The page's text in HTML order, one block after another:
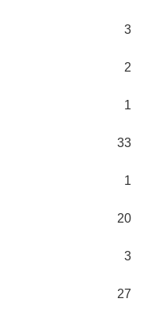
3
2
1
33
1
20
3
27